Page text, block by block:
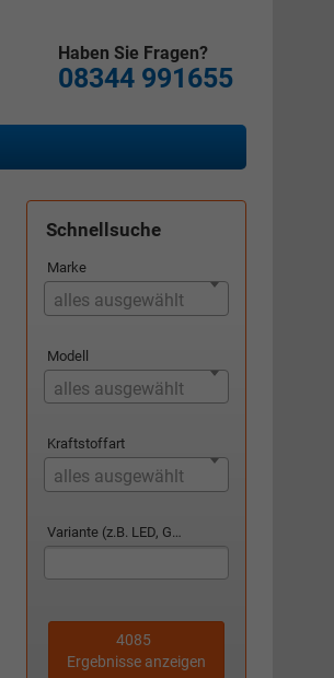
Haben Sie Fragen?
08344 991655
Schnellsuche
Marke
alles ausgewählt
Modell
alles ausgewählt
Kraftstoffart
alles ausgewählt
Variante (z.B. LED, GTI, Facelift...)
4085
Ergebnisse anzeigen